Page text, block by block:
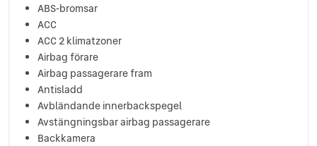
ABS-bromsar
ACC
ACC 2 klimatzoner
Airbag förare
Airbag passagerare fram
Antisladd
Avbländande innerbackspegel
Avstängningsbar airbag passagerare
Backkamera